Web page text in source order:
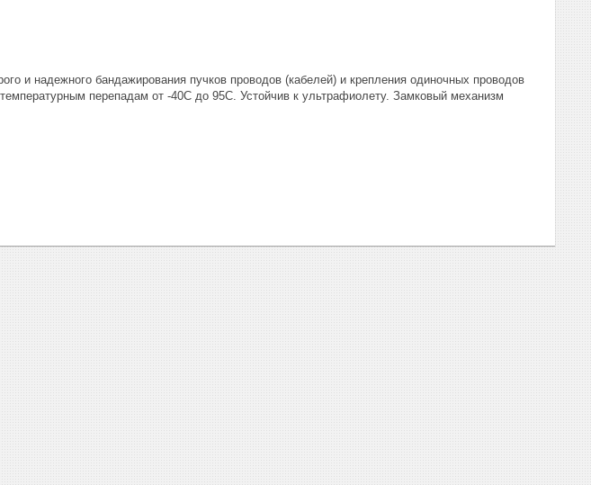
и надежного бандажирования пучков проводов (кабелей) и крепления одиночных проводов
перепадам от -40С до 95С. Устойчив к ультрафиолету. Замковый механизм